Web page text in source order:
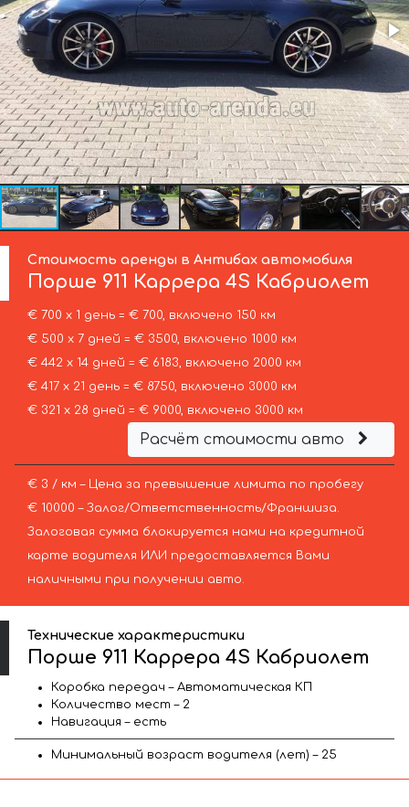
Стоимость аренды в Антибах автомобиля
Порше 911 Каррера 4S Кабриолет
€ 700 х 1 день = € 700, включено 150 км
€ 500 х 7 дней = € 3500, включено 1000 км
€ 442 х 14 дней = € 6183, включено 2000 км
€ 417 х 21 день = € 8750, включено 3000 км
€ 321 х 28 дней = € 9000, включено 3000 км
Расчёт стоимости авто
€ 3 / км – Цена за превышение лимита по пробегу
€ 10000 – Залог/Ответственность/Франшиза.
Залоговая сумма блокируется нами на кредитной
карте водителя ИЛИ предоставляется Вами
наличными при получении авто.
Технические характеристики
Порше 911 Каррера 4S Кабриолет
Коробка передач – Автоматическая КП
Количество мест – 2
Навигация – есть
Минимальный возраст водителя (лет) – 25